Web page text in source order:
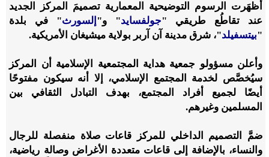
أظهَرت الرسوم التوضيحية المعمارية تصميمَ المركز الجديد
عند تقاطُع طريقي "جولفسايد" و"إلسورث" في بلدة
"بيتسفيلد"، شرق مدينة آن آربر بولاية ميشيغان الأمريكية.
وأعلن مسؤولو جمعية هداية المجتمعية الإسلامية أن المركز
سيُخصَّص لخدمة المجتمع الإسلامي، إلا أنه سيكون مفتوحًا
أيضًا لجميع أفراد المجتمع، بهدف التبادل الثقافي بين
المسلمين وغيرهم.
ضمَّ التصميم الداخلي للمركز قاعات صلاة منفصلة للرجال
والنساء، بالإضافة إلى قاعات متعددة الأغراض وصالة رياضية،